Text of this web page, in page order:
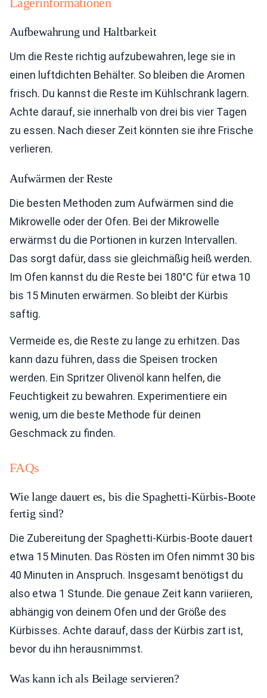
Aufbewahrung und Haltbarkeit
Um die Reste richtig aufzubewahren, lege sie in
einen luftdichten Behälter. So bleiben die Aromen
frisch. Du kannst die Reste im Kühlschrank lagern.
Achte darauf, sie innerhalb von drei bis vier Tagen
zu essen. Nach dieser Zeit könnten sie ihre Frische
verlieren.
Aufwärmen der Reste
Die besten Methoden zum Aufwärmen sind die
Mikrowelle oder der Ofen. Bei der Mikrowelle
erwärmst du die Portionen in kurzen Intervallen.
Das sorgt dafür, dass sie gleichmäßig heiß werden.
Im Ofen kannst du die Reste bei 180°C für etwa 10
bis 15 Minuten erwärmen. So bleibt der Kürbis
saftig.
Vermeide es, die Reste zu lange zu erhitzen. Das
kann dazu führen, dass die Speisen trocken
werden. Ein Spritzer Olivenöl kann helfen, die
Feuchtigkeit zu bewahren. Experimentiere ein
wenig, um die beste Methode für deinen
Geschmack zu finden.
FAQs
Wie lange dauert es, bis die Spaghetti-Kürbis-Boote
fertig sind?
Die Zubereitung der Spaghetti-Kürbis-Boote dauert
etwa 15 Minuten. Das Rösten im Ofen nimmt 30 bis
40 Minuten in Anspruch. Insgesamt benötigst du
also etwa 1 Stunde. Die genaue Zeit kann variieren,
abhängig von deinem Ofen und der Größe des
Kürbisses. Achte darauf, dass der Kürbis zart ist,
bevor du ihn herausnimmst.
Was kann ich als Beilage servieren?